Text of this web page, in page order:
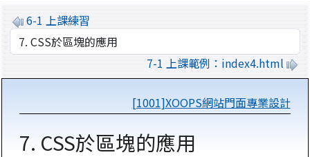
6-1 上課練習
7-1 上課範例：index4.html
[1001]XOOPS網站門面專業設計
7. CSS於區塊的應用